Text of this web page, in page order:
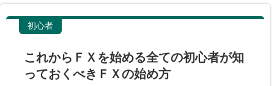
初心者
これからＦＸを始める全ての初心者が知
っておくべきＦＸの始め方